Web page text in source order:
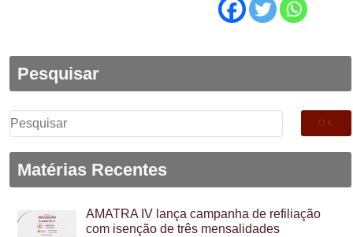
Pesquisar
Pesquisar
por:
Matérias Recentes
AMATRA IV lança campanha de refiliação
com isenção de três mensalidades